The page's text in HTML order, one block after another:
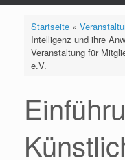
Startseite»
Intelligenz und ihre
Veranstaltung für
e.V.